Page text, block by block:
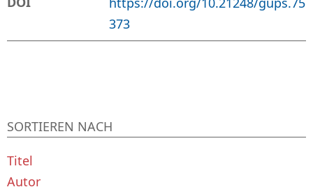
373
SORTIEREN NACH
Titel
Autor